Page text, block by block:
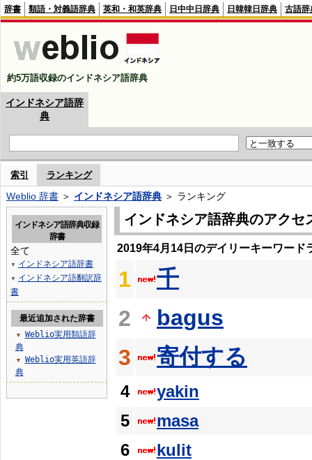
辞書 類語・対義語辞典 英和・和英辞典 日中中日辞典 日韓韓日辞典 古語辞
約5万語収録のインドネシア語辞典
インドネシア語辞
典
索引 ランキング
Weblio 辞書 ＞ インドネシア語辞典 ＞ ランキング
インドネシア語辞典のアクセ
2019年4月14日のデイリーキーワード
1
千
2
bagus
3
寄付する
4
yakin
5
masa
6
kulit
インドネシア語辞典収録
辞書
全て
▼ インドネシア語辞書
▼
インドネシア語翻訳辞
書
最近追加された辞書
▼
Weblio実用類語辞
典
▼
Weblio実用英語辞
典